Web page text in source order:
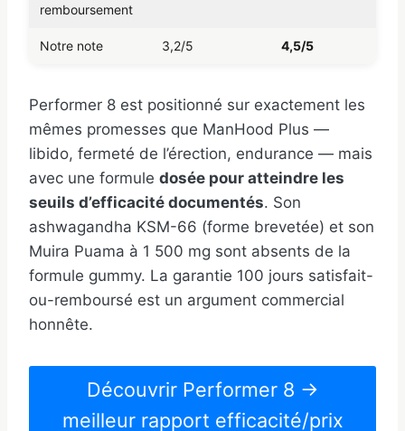
remboursement
Notre note 3,2/5 4,5/5
Performer 8 est positionné sur exactement les
mêmes promesses que ManHood Plus —
libido, fermeté de l’érection, endurance — mais
avec une formule dosée pour atteindre les
seuils d’efficacité documentés. Son
ashwagandha KSM-66 (forme brevetée) et son
Muira Puama à 1 500 mg sont absents de la
formule gummy. La garantie 100 jours satisfait-
ou-remboursé est un argument commercial
honnête.
Découvrir Performer 8 →
meilleur rapport efficacité/prix